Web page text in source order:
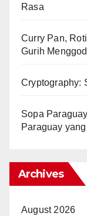
Rasa
Curry Pan,
Gurih
Cryptography:
Sopa
Paraguay
Archives
August 2026